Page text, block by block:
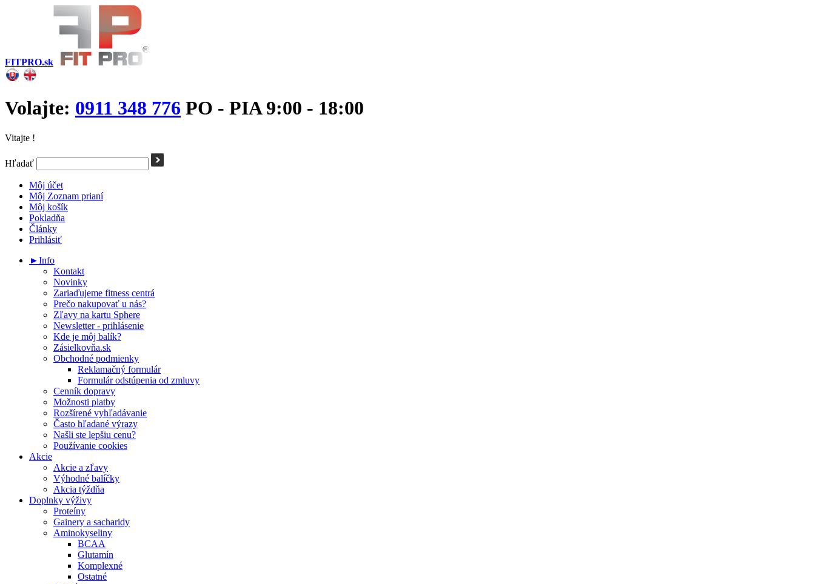
FITPRO.sk
Volajte: 0911 348 776 PO - PIA 9:00 - 18:00
Vitajte !
Hľadať
Môj účet
Môj Zoznam prianí
Môj košík
Pokladňa
Články
Prihlásiť
►Info
Kontakt
Novinky
Zariaďujeme fitness centrá
Prečo nakupovať u nás?
Zľavy na kartu Sphere
Newsletter - prihlásenie
Kde je môj balík?
Zásielkovňa.sk
Obchodné podmienky
Reklamačný formulár
Formulár odstúpenia od zmluvy
Cenník dopravy
Možnosti platby
Rozšírené vyhľadávanie
Často hľadané výrazy
Našli ste lepšiu cenu?
Používanie cookies
Akcie
Akcie a zľavy
Výhodné balíčky
Akcia týždňa
Doplnky výživy
Proteíny
Gainery a sacharidy
Aminokyseliny
BCAA
Glutamín
Komplexné
Ostatné